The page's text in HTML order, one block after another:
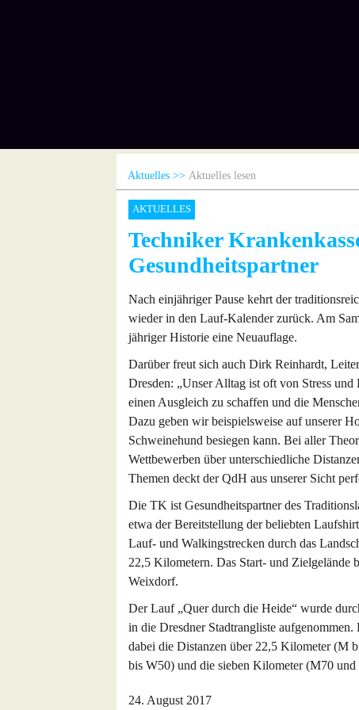
Aktuelles Aktuelles lesen
AKTUELLES
Techniker
Gesundheitspartner
Nach einjähriger Pause kehrt der
wieder in den Lauf-Kalender zurück. Am
jähriger Historie eine Neuauflage.
Darüber freut sich auch Dirk Reinhardt,
Dresden: „Unser Alltag ist oft von Stress
einen Ausgleich zu schaffen und die
Dazu geben wir beispielsweise auf unserer
Schweinehund besiegen kann. Bei aller
Wettbewerben über unterschiedliche
Themen deckt der QdH aus unserer Sicht
Die TK ist Gesundheitspartner des
etwa der Bereitstellung der beliebten
Lauf- und Walkingstrecken durch das
22,5 Kilometern. Das Start- und Zielgelände
Weixdorf.
Der Lauf „Quer durch die Heide“ wurde
in die Dresdner Stadtrangliste
dabei die Distanzen über 22,5 Kilometer
bis W50) und die sieben Kilometer (M70
24. August 2017